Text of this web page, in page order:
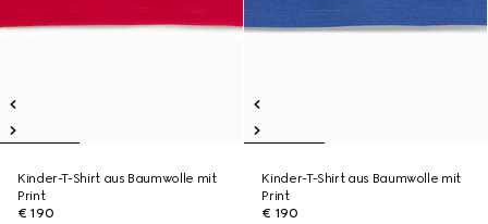
Kinder-T-Shirt aus Baumwolle mit
Print
€ 190
Kinder-T-Shirt aus Baumwolle mit
Print
€ 190